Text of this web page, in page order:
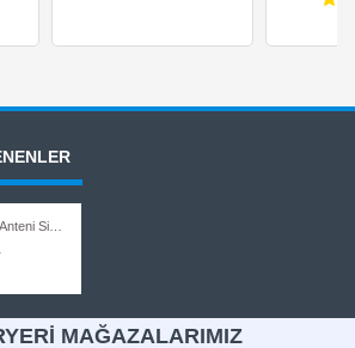
Ayarlı Uydu Anteni Sinyal Kuvvetlendirici In Line Amplifier
MAĞAZALARIMIZ